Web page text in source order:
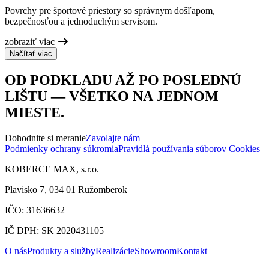
Povrchy pre športové priestory so správnym došľapom,
bezpečnosťou a jednoduchým servisom.
zobraziť viac
Načítať viac
OD PODKLADU AŽ PO POSLEDNÚ
LIŠTU — VŠETKO NA JEDNOM
MIESTE.
Dohodnite si meranieZavolajte nám
Podmienky ochrany súkromiaPravidlá používania súborov Cookies
KOBERCE MAX, s.r.o.
Plavisko 7, 034 01 Ružomberok
IČO: 31636632
IČ DPH: SK 2020431105
O násProdukty a službyRealizácieShowroomKontakt